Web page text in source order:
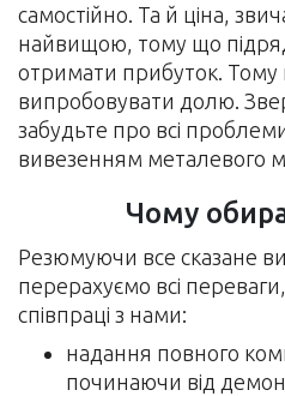
самостійно. Та й ціна,
найвищою, тому що
отримати прибуток. Тому
випробовувати долю.
забудьте про всі
вивезенням металевого
Чому
Резюмуючи все сказане
перерахуємо всі
співпраці з нами:
надання повного
починаючи від